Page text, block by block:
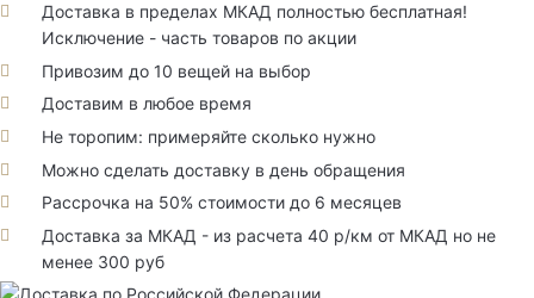
Доставка в пределах МКАД полностью бесплатная!
Исключение - часть товаров по акции
Привозим до 10 вещей на выбор
Доставим в любое время
Не торопим: примеряйте сколько нужно
Можно сделать доставку в день обращения
Рассрочка на 50% стоимости до 6 месяцев
Доставка за МКАД - из расчета 40 р/км от МКАД но не
менее 300 руб